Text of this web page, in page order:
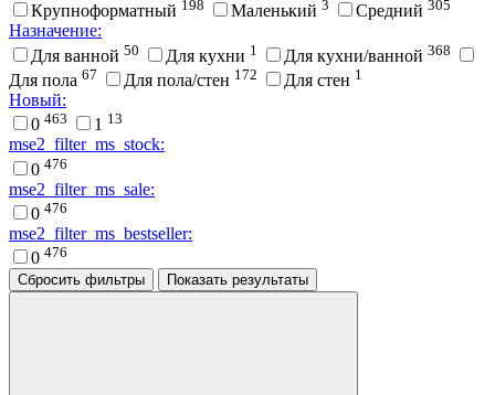
Крупноформатный 198 Маленький 3 Средний 305
Назначение:
Для ванной 50 Для кухни 1 Для кухни/ванной 368
Для пола 67 Для пола/стен 172 Для стен 1
Новый:
0 463 1 13
mse2_filter_ms_stock:
0 476
mse2_filter_ms_sale:
0 476
mse2_filter_ms_bestseller:
0 476
Сбросить фильтры
Показать результаты